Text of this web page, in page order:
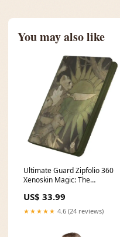
You may also like
Ultimate Guard Zipfolio 360
Xenoskin Magic: The
Season of Gathering Masters-
Sale
US$ 33.99
★★★★★ 4.6 (24 reviews)